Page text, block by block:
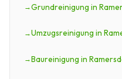
Grundreinigung in
Umzugsreinigung in
Baureinigung in